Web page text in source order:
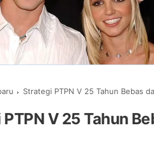
Strategi PTPN V 25 Tahun Bebas
V 25 Tahun